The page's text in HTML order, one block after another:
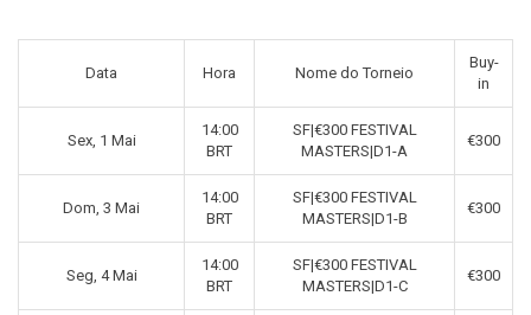
Data Hora Nome do Torneio
Buy-
in
Sex, 1 Mai
14:00
BRT
SF|€300 FESTIVAL
MASTERS|D1-A
€300
Dom, 3 Mai
14:00
BRT
SF|€300 FESTIVAL
MASTERS|D1-B
€300
Seg, 4 Mai
14:00
BRT
SF|€300 FESTIVAL
MASTERS|D1-C
€300